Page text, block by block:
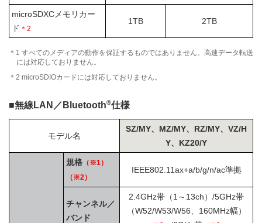
microSDXCメモリカー
ド ＊2
1TB 2TB
＊1 すべてのメディアの動作を保証するものではありません。高速データ転送
には対応しておりません。
＊2 microSDIOカードには対応しておりません。
■無線LAN／Bluetooth®仕様
モデル名
SZ/MY、MZ/MY、RZ/MY、VZ/H
Y、KZ20/Y
規格 （※1）
（※2）
IEEE802.11ax+a/b/g/n/ac準拠
チャンネル／
バンド
2.4GHz帯（1～13ch）/5GHz帯
（W52/W53/W56、160MHz幅）